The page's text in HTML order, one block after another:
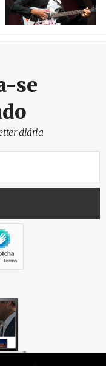
se
diária